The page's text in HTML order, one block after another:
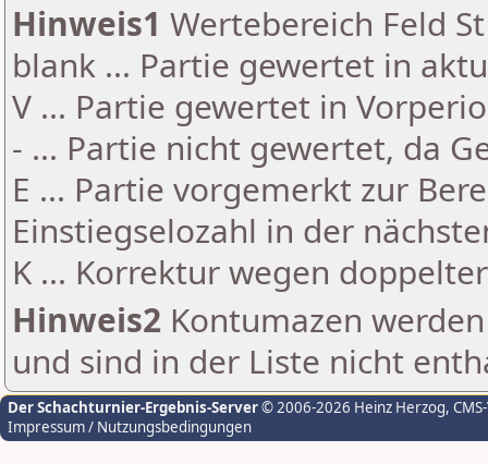
Hinweis1 Wertebereich Feld
blank ... Partie gewertet in
V ... Partie gewertet in
- ... Partie nicht gewertet, da
E ... Partie vorgemerkt zur
Einstiegselozahl in der
K ... Korrektur wegen
Hinweis2 Kontumazen
und sind in der Liste nicht
Der Schachturnier-Ergebnis-Server© 2006-2026 Heinz Herzog,
Impressum / Nutzungsbedingungen